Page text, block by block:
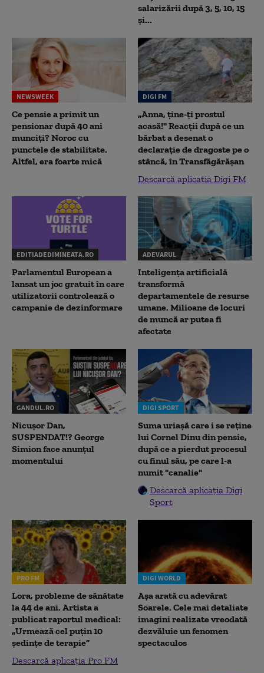
salarizării după 3, 5, 10, 15
și...
NEWSWEEK
Ce pensie a primit un
pensionar după 40 ani
munciți? Noroc cu
punctele de stabilitate.
Altfel, era foarte mică
DIGI FM
„Anna, ţine-ţi prostul
acasă!" Reacţii după ce un
bărbat a desenat o
declaraţie de dragoste pe o
stâncă, în Transfăgărăşan
Descarcă aplicația Digi FM
EDITIADEDIMINEATA.RO
Parlamentul European a
lansat un joc gratuit în care
utilizatorii controlează o
campanie de dezinformare
ADEVARUL
Inteligența artificială
transformă
departamentele de resurse
umane. Milioane de locuri
de muncă ar putea fi
afectate
GANDUL.RO
Nicușor Dan,
SUSPENDAT!? George
Simion face anunțul
momentului
DIGI SPORT
Suma uriașă care i se reține
lui Cornel Dinu din pensie,
după ce a pierdut procesul
cu finul său, pe care l-a
numit "canalie"
Descarcă aplicația Digi
Sport
PRO FM
Lora, probleme de sănătate
la 44 de ani. Artista a
publicat raportul medical:
„Urmează cel puțin 10
ședințe de terapie”
Descarcă aplicația Pro FM
DIGI WORLD
Așa arată cu adevărat
Soarele. Cele mai detaliate
imagini realizate vreodată
dezvăluie un fenomen
spectaculos